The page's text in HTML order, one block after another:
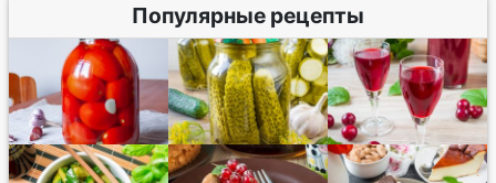
Популярные рецепты